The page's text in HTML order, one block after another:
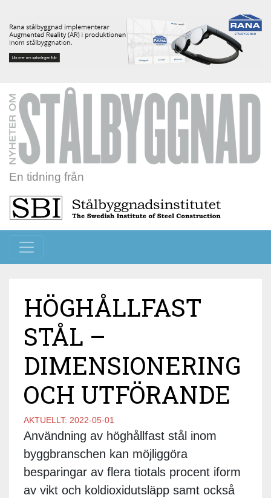
En tidning från
Toggle navigation
HÖGHÅLLFAST
STÅL –
DIMENSIONERING
OCH UTFÖRANDE
AKTUELLT: 2022-05-01
Användning av höghållfast stål inom
byggbranschen kan möjliggöra
besparingar av flera tiotals procent iform
av vikt och koldioxidutsläpp samt också